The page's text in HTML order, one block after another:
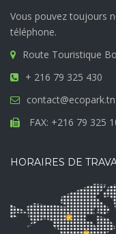
Vous pouvez toujours
téléphone.
Route Touristique
+ 216 79 325 430
contact@ecopark.tn
FAX: +216 79 325
HORAIRES DE